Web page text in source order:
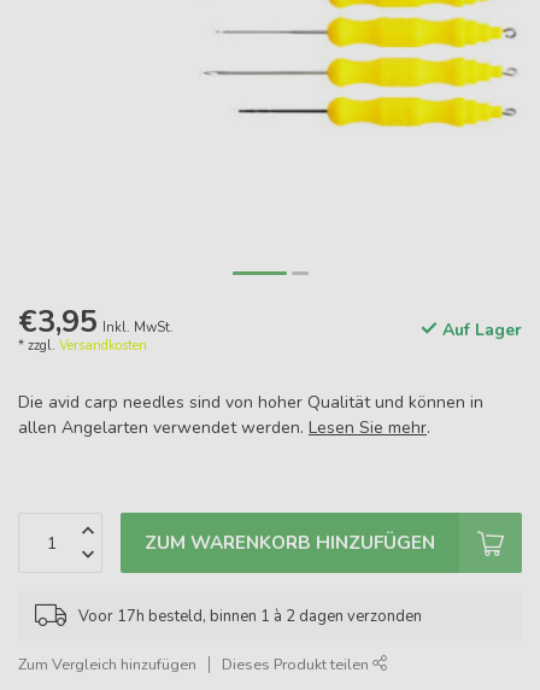
€3,95 Inkl. MwSt.
* zzgl. Versandkosten
Auf Lager
Die avid carp needles sind von hoher Qualität und können in
allen Angelarten verwendet werden. Lesen Sie mehr.
ZUM WARENKORB HINZUFÜGEN
Voor 17h besteld, binnen 1 à 2 dagen verzonden
Zum Vergleich hinzufügen Dieses Produkt teilen